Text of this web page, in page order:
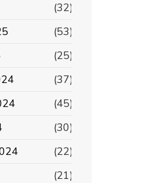
(32)
(53)
(25)
(37)
(45)
(30)
(22)
(21)